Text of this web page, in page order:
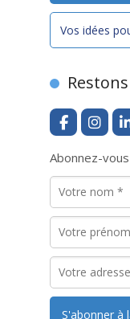
Vos idées
Abonnez-